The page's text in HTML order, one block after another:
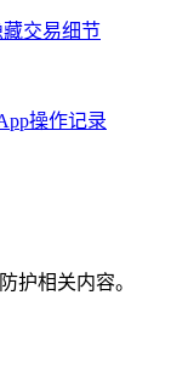
交易细节
操作记录
护相关内容。